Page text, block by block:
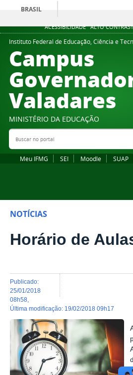
ACESSIBILIDADE ALTO
BRASIL
Instituto Federal de Educação, Ciência e
Campus
Valadares
MINISTÉRIO DA EDUCAÇÃO
Buscar no portal
Meu IFMG SEI Moodle SUAP
NOTÍCIAS
Horário de
publicado:
25/01/2018
08h58
última modificação: 19/02/2018 09h17